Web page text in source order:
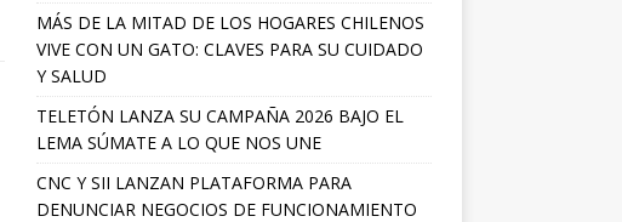
MÁS DE LA MITAD DE LOS HOGARES CHILENOS
VIVE CON UN GATO: CLAVES PARA SU CUIDADO
Y SALUD
TELETÓN LANZA SU CAMPAÑA 2026 BAJO EL
LEMA SÚMATE A LO QUE NOS UNE
CNC Y SII LANZAN PLATAFORMA PARA
DENUNCIAR NEGOCIOS DE FUNCIONAMIENTO